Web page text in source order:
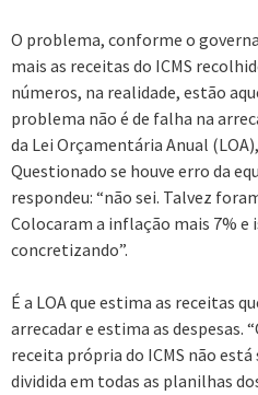
O problema, conforme o
mais as receitas do ICMS
números, na realidade, estão
problema não é de falha na
da Lei Orçamentária Anual
Questionado se houve erro da
respondeu: “não sei. Talvez
Colocaram a inflação mais 7% e
concretizando”.
É a LOA que estima as receitas
arrecadar e estima as despesas.
receita própria do ICMS não
dividida em todas as planilhas